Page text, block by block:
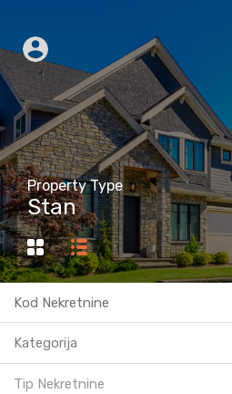
Property Type
Stan
Kategorija
Tip Nekretnine